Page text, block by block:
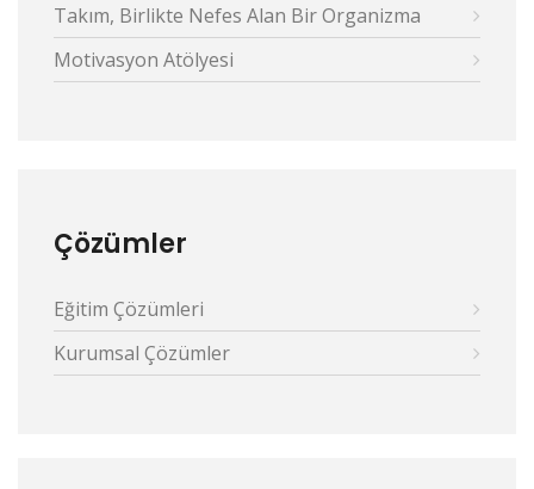
Takım, Birlikte Nefes Alan Bir Organizma
Motivasyon Atölyesi
Çözümler
Eğitim Çözümleri
Kurumsal Çözümler